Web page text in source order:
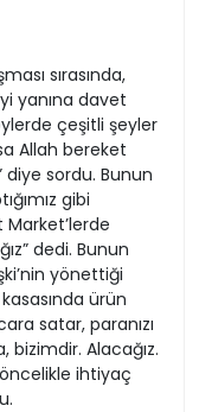
sırasında,
yanına davet
çeşitli şeyler
Allah bereket
diye sordu. Bunun
gibi
Market’lerde
dedi. Bunun
yönettiği
ürün
satar, paranızı
bizimdir. Alacağız.
ihtiyaç